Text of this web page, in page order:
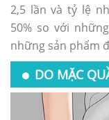
2,5 lần và tỷ lệ
50% so với
những sản phẩm
DO MẶC